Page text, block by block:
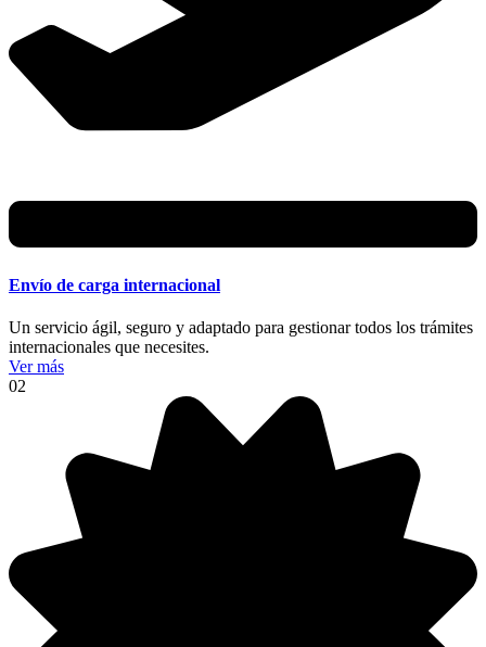
Envío de carga internacional
Un servicio ágil, seguro y adaptado para gestionar todos los trámites
internacionales que necesites.
Ver más
02